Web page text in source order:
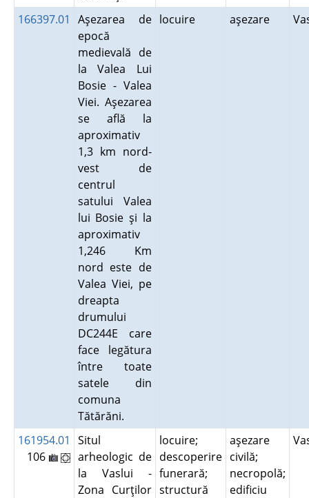
166397.01
Aşezarea de
epocă
medievală de
la Valea Lui
Bosie - Valea
Viei. Aşezarea
se află la
aproximativ
1,3 km nord-
vest de
centrul
satului Valea
lui Bosie şi la
aproximativ
1,246 Km
nord este de
Valea Viei, pe
dreapta
drumului
DC244E care
face legătura
între toate
satele din
comuna
Tătărăni.
locuire aşezare
161954.01
106
Situl
arheologic de
la Vaslui -
Zona Curţilor
locuire;
descoperire
funerară;
structură
aşezare
civilă;
necropolă;
edificiu